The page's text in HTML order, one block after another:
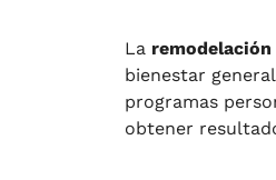
La
bienestar
programas
obtener